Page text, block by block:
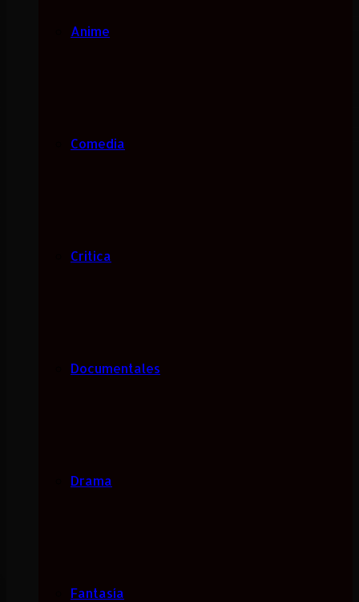
Anime
Comedia
Critica
Documentales
Drama
Fantasía